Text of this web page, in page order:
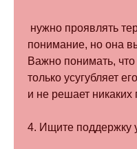
понимание, но она
Важно понимать, что
только усугубляет
и не решает никаких
4. Ищите поддержку